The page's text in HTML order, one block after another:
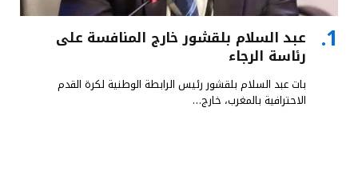
عبد السلام بلقشور خارج المنافسة على
رئاسة الرجاء
بات عبد السلام بلقشور رئيس الرابطة الوطنية لكرة القدم
الاحترافية بالمغرب، خارج…